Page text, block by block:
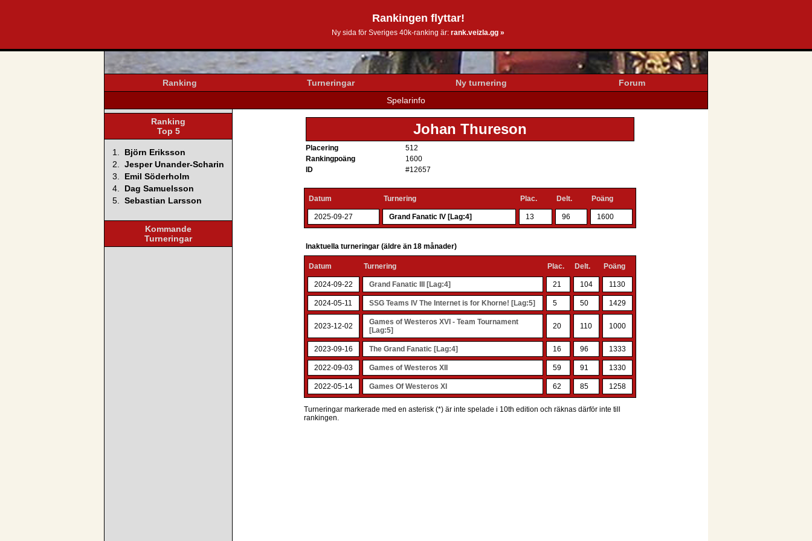
Rankingen flyttar!
Ny sida för Sveriges 40k-ranking är: rank.veizla.gg »
svenska40k.se
Ranking Turneringar Ny turnering
Forum
Spelarinfo
Ranking
Top 5
1.
Björn Eriksson
2. Jesper Unander-Scharin
3.
Emil Söderholm
4.
Dag Samuelsson
5. Sebastian Larsson
Kommande
Turneringar
Johan Thureson
Placering
512
Rankingpoäng
1600
ID
#12657
Datum Turnering Plac. Delt. Poäng
2025-09-27 Grand Fanatic IV [Lag:4] 13 96 1600
Inaktuella turneringar (äldre än 18 månader)
Datum Turnering Plac. Delt. Poäng
2024-09-22 Grand Fanatic III [Lag:4] 21 104 1130
2024-05-11 SSG Teams IV The Internet is for Khorne! [Lag:5] 5 50 1429
2023-12-02
Games of Westeros XVI - Team Tournament
[Lag:5]
20 110 1000
2023-09-16 The Grand Fanatic [Lag:4] 16 96 1333
2022-09-03 Games of Westeros XII 59 91 1330
2022-05-14 Games Of Westeros XI 62 85 1258
Turneringar markerade med en asterisk (*) är inte spelade i 10th edition och räknas därför inte till
rankingen.